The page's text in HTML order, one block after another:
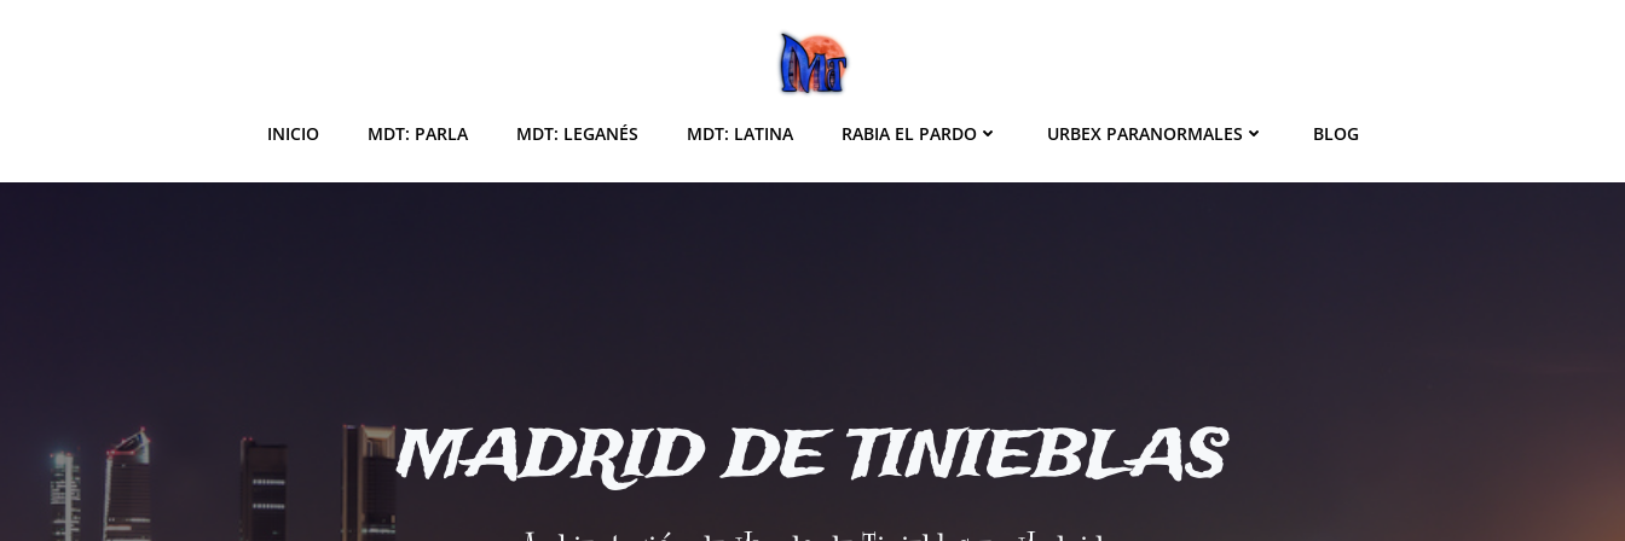
INICIO MDT: PARLA MDT: LEGANÉS MDT: LATINA RABIA EL PARDO URBEX PARANORMALES BLOG
MADRID DE TINIEBLAS